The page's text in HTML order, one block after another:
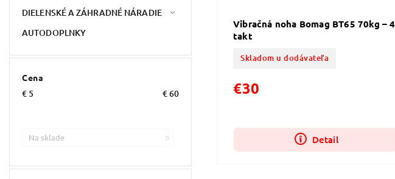
DIELENSKÉ A ZÁHRADNÉ NÁRADIE
AUTODOPLNKY
Cena
€ 5 €60
Na sklade 0
Vibračná noha Bomag BT65 70kg – 4
takt
Skladom u dodávateľa
€30
Detail